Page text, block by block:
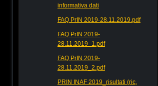
informativa dati
FAQ PrIN 2019-28.11.2019.pdf
FAQ PrIN 2019-
28.11.2019_1.pdf
FAQ PrIN 2019-
28.11.2019_2.pdf
PRIN INAF 2019_risultati (ric,